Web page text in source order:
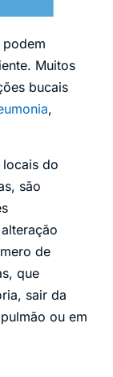
Muitos
bucais
,
do
são
de
que
sair da
ou em